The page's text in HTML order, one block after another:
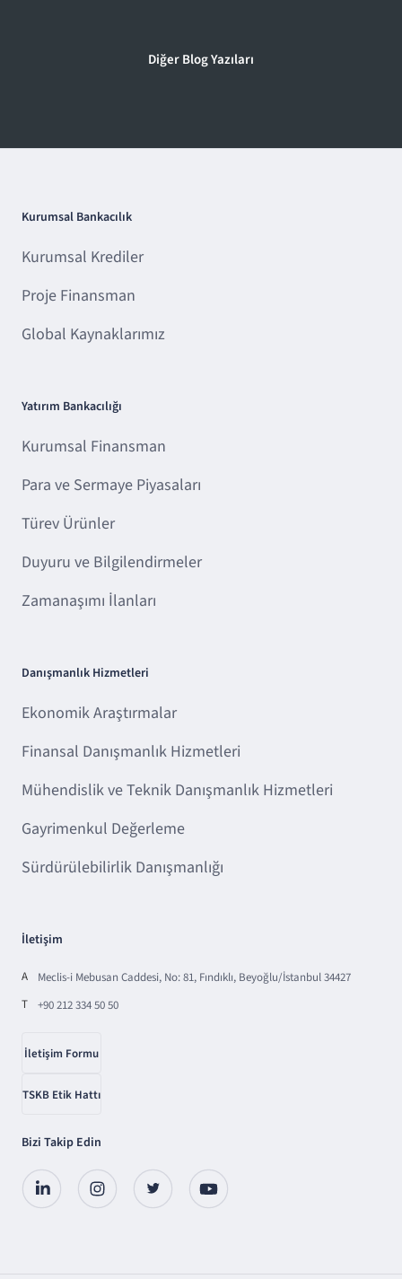
Diğer Blog Yazıları
Kurumsal Bankacılık
Kurumsal Krediler
Proje Finansman
Global Kaynaklarımız
Yatırım Bankacılığı
Kurumsal Finansman
Para ve Sermaye Piyasaları
Türev Ürünler
Duyuru ve Bilgilendirmeler
Zamanaşımı İlanları
Danışmanlık Hizmetleri
Ekonomik Araştırmalar
Finansal Danışmanlık Hizmetleri
Mühendislik ve Teknik Danışmanlık Hizmetleri
Gayrimenkul Değerleme
Sürdürülebilirlik Danışmanlığı
İletişim
A
Meclis-i Mebusan Caddesi, No: 81, Fındıklı, Beyoğlu/İstanbul 34427
T
+90 212 334 50 50
İletişim Formu
TSKB Etik Hattı
Bizi Takip Edin